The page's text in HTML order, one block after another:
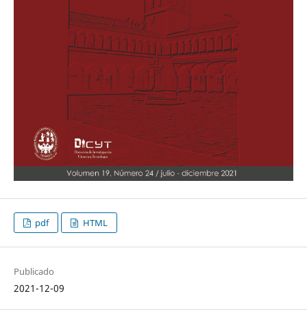
pdf HTML
Publicado
2021-12-09